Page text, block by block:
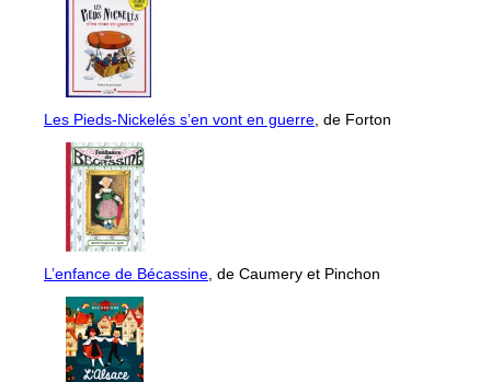
Les Pieds-Nickelés s’en vont en guerre, de Forton
L’enfance de Bécassine, de Caumery et Pinchon